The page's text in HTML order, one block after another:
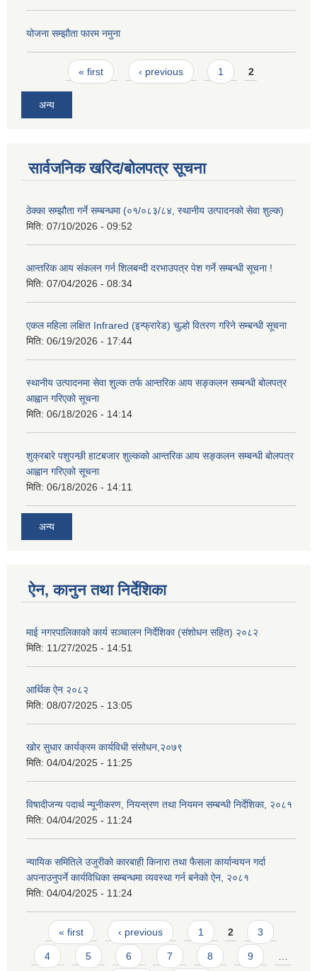
योजना सम्झौता फारम नमुना
Pages« first ‹ previous 1 2
अन्य
सार्वजनिक खरिद/बोलपत्र सूचना
ठेक्का सम्झौता गर्ने सम्बन्धमा (०१/०८३/८४, स्थानीय उत्पादनको सेवा शुल्क)
मिति: 07/10/2026 - 09:52
आन्तरिक आय संकलन गर्न शिलबन्दी दरभाउपत्र पेश गर्ने सम्बन्धी सूचना !
मिति: 07/04/2026 - 08:34
एकल महिला लक्षित Infrared (इन्फ्रारेड) चुल्हो वितरण गरिने सम्बन्धी सूचना
मिति: 06/19/2026 - 17:44
स्थानीय उत्पादनमा सेवा शुल्क तर्फ आन्तरिक आय सङ्कलन सम्बन्धी बोलपत्र
आह्वान गरिएको सूचना
मिति: 06/18/2026 - 14:14
शुक्रबारे पशुपन्छी हाटबजार शुल्कको आन्तरिक आय सङ्कलन सम्बन्धी बोलपत्र
आह्वान गरिएको सूचना
मिति: 06/18/2026 - 14:11
अन्य
ऐन, कानुन तथा निर्देशिका
माई नगरपालिकाको कार्य सञ्चालन निर्देशिका (संशोधन सहित) २०८२
मिति: 11/27/2025 - 14:51
आर्थिक ऐन २०८२
मिति: 08/07/2025 - 13:05
खोर सुधार कार्यक्रम कार्यविधी संसोधन,२०७९
मिति: 04/04/2025 - 11:25
विषादीजन्य पदार्थ न्यूनीकरण, नियन्त्रण तथा नियमन सम्बन्धी निर्देशिका, २०८१
मिति: 04/04/2025 - 11:24
न्यायिक समितिले उजुरीको कारबाही किनारा तथा फैसला कार्यान्वयन गर्दा
अपनाउनुपर्ने कार्यविधिका सम्बन्धमा व्यवस्था गर्न बनेको ऐन, २०८१
मिति: 04/04/2025 - 11:24
Pages
« first ‹ previous 1 2 3
4 5 6 7 8 9